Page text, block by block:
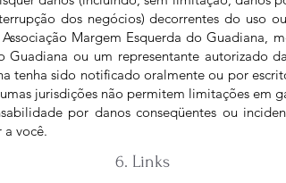
dos negócios) decorrentes do uso
Margem Esquerda do Guadiana,
Guadiana ou um representante autorizado
tenha sido notificado oralmente ou por
jurisdições não permitem limitações em
por danos conseqüentes ou
a você.
6. Links